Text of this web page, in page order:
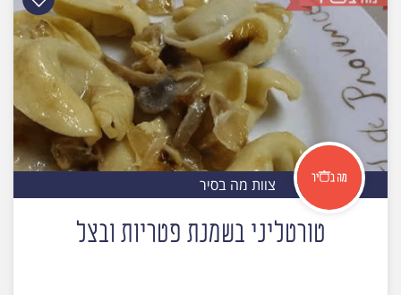
צוות מה בסיר
טורטליני בשמנת פטריות ובצל